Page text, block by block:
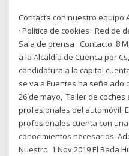
Contacta con nuestro equipo
· Política de cookies · Red de
Sala de prensa · Contacto. 8
a la Alcaldía de Cuenca por
candidatura a la capital
se va a Fuentes ha señalado
26 de mayo, Taller de coches
profesionales del automóvil.
profesionales cuenta con
conocimientos necesarios.
Nuestro 1 Nov 2019 El Bada